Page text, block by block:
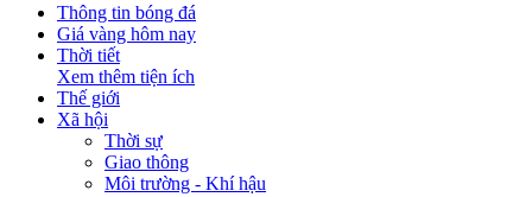
Thông tin bóng đá
Giá vàng hôm nay
Thời tiết
Xem thêm tiện ích
Thế giới
Xã hội
Thời sự
Giao thông
Môi trường - Khí hậu